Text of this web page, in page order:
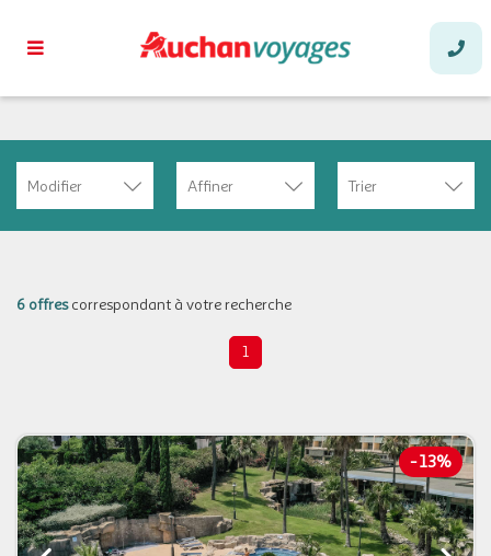
Modifier Affiner Trier
6 offrescorrespondant à votre recherche
1
-13%